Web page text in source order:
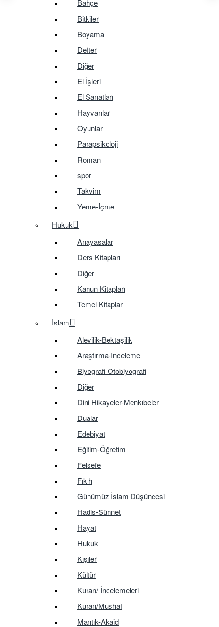
Bahçe
Bitkiler
Boyama
Defter
Diğer
El İşleri
El Sanatları
Hayvanlar
Oyunlar
Parapsikoloji
Roman
spor
Takvim
Yeme-İçme
Hukuk
Anayasalar
Ders Kitapları
Diğer
Kanun Kitapları
Temel Kitaplar
İslam
Alevilik-Bektaşilik
Araştırma-Inceleme
Biyografi-Otobiyografi
Diğer
Dini Hikayeler-Menkıbeler
Dualar
Edebiyat
Eğitim-Öğretim
Felsefe
Fıkıh
Günümüz İslam Düşüncesi
Hadis-Sünnet
Hayat
Hukuk
Kişiler
Kültür
Kuran/ İncelemeleri
Kuran/Mushaf
Mantık-Akaid